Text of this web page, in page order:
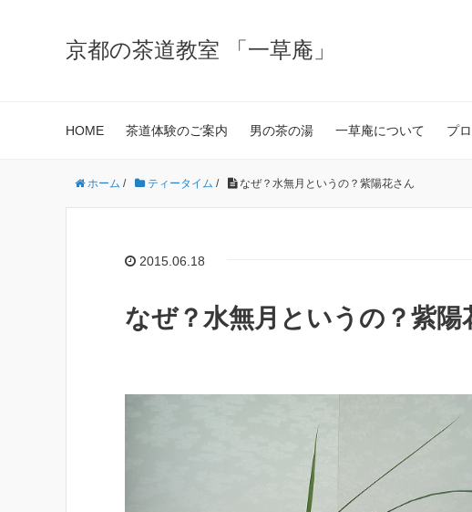
京都の茶道教室 「一草庵」
HOME 茶道体験のご案内 男の茶の湯 一草庵について プ
ホーム / ティータイム / なぜ？水無月というの？紫陽花さん
2015.06.18
なぜ？水無月というの？紫陽